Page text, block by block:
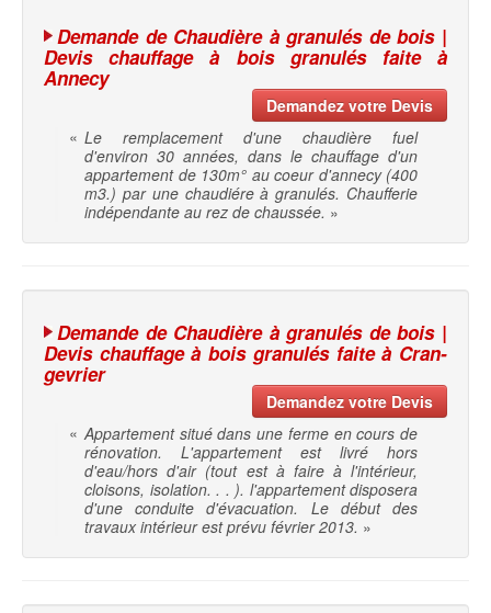
Demande de Chaudière à granulés de bois |
Devis chauffage à bois granulés faite à
Annecy
Demandez votre Devis
« Le remplacement d'une chaudière fuel
d'environ 30 années, dans le chauffage d'un
appartement de 130m° au coeur d'annecy (400
m3.) par une chaudiére à granulés. Chaufferie
indépendante au rez de chaussée. »
Demande de Chaudière à granulés de bois |
Devis chauffage à bois granulés faite à Cran-
gevrier
Demandez votre Devis
« Appartement situé dans une ferme en cours de
rénovation. L'appartement est livré hors
d'eau/hors d'air (tout est à faire à l'intérieur,
cloisons, isolation. . . ). l'appartement disposera
d'une conduite d'évacuation. Le début des
travaux intérieur est prévu février 2013. »